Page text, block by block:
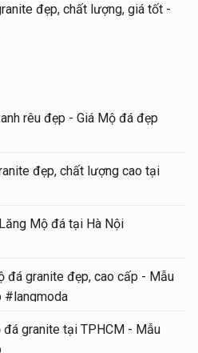
đẹp, chất lượng, giá tốt -
rêu đẹp - Giá Mộ đá đẹp
đẹp, chất lượng cao tại
Mộ đá tại Hà Nội
đá granite đẹp, cao cấp - Mẫu
#langmoda
đá granite tại TPHCM - Mẫu